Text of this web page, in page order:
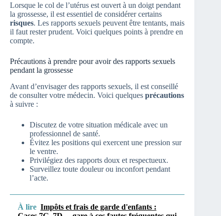
Lorsque le col de l’utérus est ouvert à un doigt pendant
la grossesse, il est essentiel de considérer certains
risques. Les rapports sexuels peuvent être tentants, mais
il faut rester prudent. Voici quelques points à prendre en
compte.
Précautions à prendre pour avoir des rapports sexuels
pendant la grossesse
Avant d’envisager des rapports sexuels, il est conseillé
de consulter votre médecin. Voici quelques précautions
à suivre :
Discutez de votre situation médicale avec un
professionnel de santé.
Évitez les positions qui exercent une pression sur
le ventre.
Privilégiez des rapports doux et respectueux.
Surveillez toute douleur ou inconfort pendant
l’acte.
À lire Impôts et frais de garde d'enfants :